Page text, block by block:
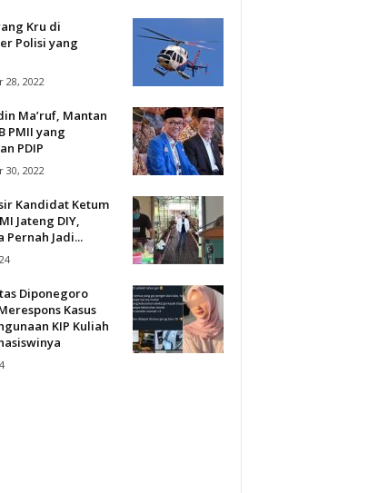
Kru di
Polisi yang
28, 2022
Ma’ruf, Mantan
PMII yang
PDIP
30, 2022
Kandidat Ketum
Jateng DIY,
Pernah Jadi...
Diponegoro
Kasus
KIP Kuliah